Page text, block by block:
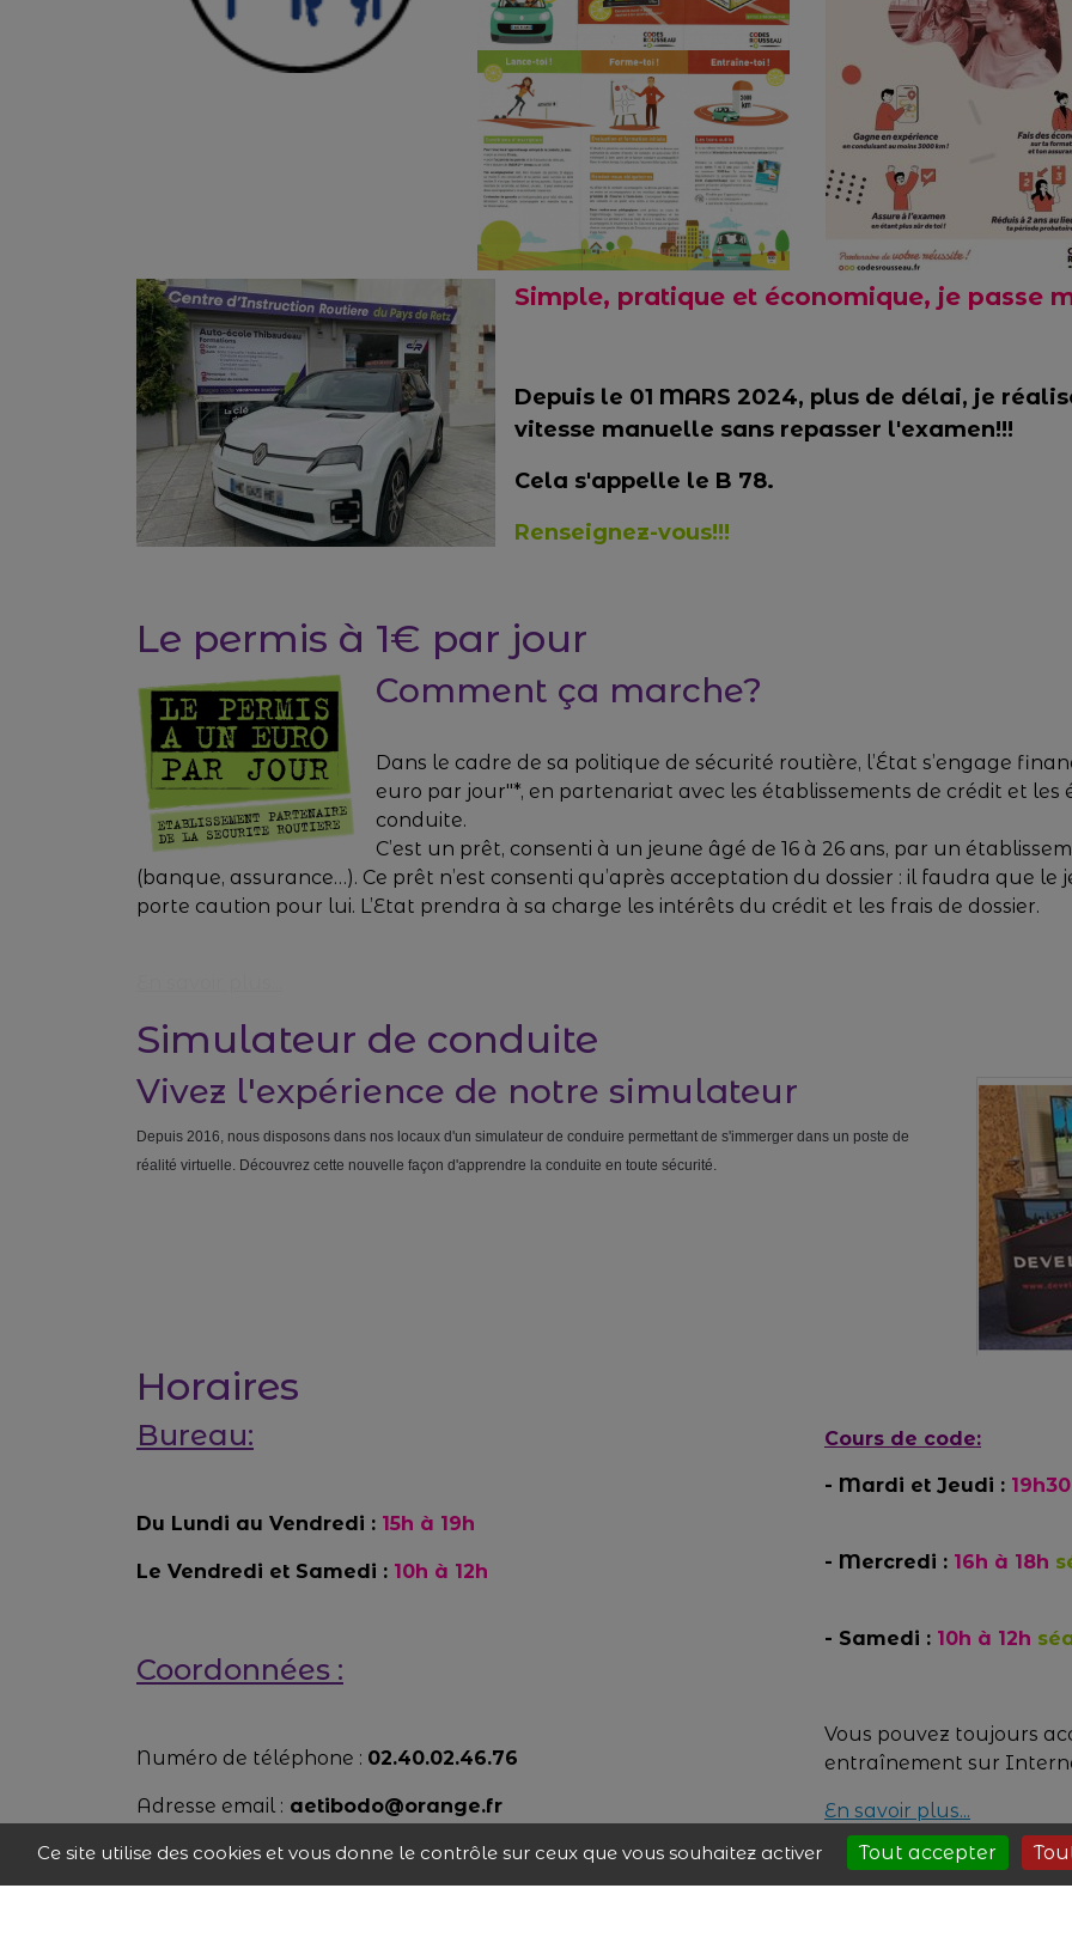
Ce site utilise des cookies et vous donne le contrôle sur ceux que vous souhaitez activer Tout accepter
Simple, pratique et économique, je passe
Depuis le 01 MARS 2024, plus de délai, je
vitesse manuelle sans repasser l'examen!!!
Cela s'appelle le B 78.
Renseignez-vous!!!
Le permis à 1€ par jour
Comment ça marche?
Dans le cadre de sa politique de sécurité routière, l’État s’engage
euro par jour"*, en partenariat avec les établissements de crédit et les
conduite.
C’est un prêt, consenti à un jeune âgé de 16 à 26 ans, par un
(banque, assurance…). Ce prêt n’est consenti qu’après acceptation du dossier : il faudra que
porte caution pour lui. L’Etat prendra à sa charge les intérêts du crédit et les frais de dossier.
Simulateur de conduite
Vivez l'expérience de notre simulateur
Depuis 2016, nous disposons dans nos locaux d'un simulateur de conduire permettant de s'immerger dans un poste de
réalité virtuelle. Découvrez cette nouvelle façon d'apprendre la conduite en toute sécurité.
Horaires
Bureau:
Du Lundi au Vendredi : 15h à 19h
Le Vendredi et Samedi : 10h à 12h
Coordonnées :
Numéro de téléphone : 02.40.02.46.76
Adresse email : aetibodo@orange.fr
Cours de code:
- Mardi et Jeudi :19h30
- Mercredi :16h à 18h
- Samedi :10h à 12h
Vous pouvez toujours
entraînement sur
En savoir plus...